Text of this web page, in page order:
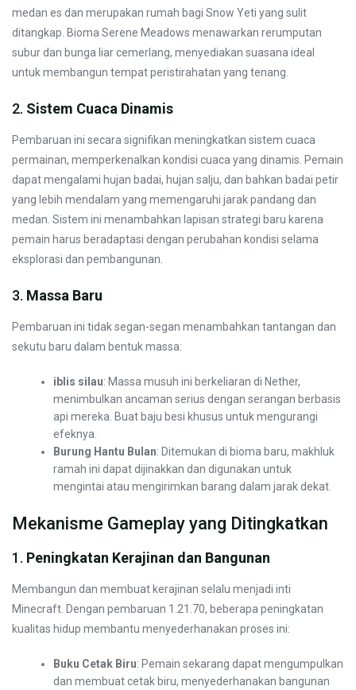
medan es dan merupakan rumah bagi Snow Yeti yang sulit
ditangkap. Bioma Serene Meadows menawarkan rerumputan
subur dan bunga liar cemerlang, menyediakan suasana ideal
untuk membangun tempat peristirahatan yang tenang.
2. Sistem Cuaca Dinamis
Pembaruan ini secara signifikan meningkatkan sistem cuaca
permainan, memperkenalkan kondisi cuaca yang dinamis. Pemain
dapat mengalami hujan badai, hujan salju, dan bahkan badai petir
yang lebih mendalam yang memengaruhi jarak pandang dan
medan. Sistem ini menambahkan lapisan strategi baru karena
pemain harus beradaptasi dengan perubahan kondisi selama
eksplorasi dan pembangunan.
3. Massa Baru
Pembaruan ini tidak segan-segan menambahkan tantangan dan
sekutu baru dalam bentuk massa:
iblis silau: Massa musuh ini berkeliaran di Nether,
menimbulkan ancaman serius dengan serangan berbasis
api mereka. Buat baju besi khusus untuk mengurangi
efeknya.
Burung Hantu Bulan: Ditemukan di bioma baru, makhluk
ramah ini dapat dijinakkan dan digunakan untuk
mengintai atau mengirimkan barang dalam jarak dekat.
Mekanisme Gameplay yang Ditingkatkan
1. Peningkatan Kerajinan dan Bangunan
Membangun dan membuat kerajinan selalu menjadi inti
Minecraft. Dengan pembaruan 1.21.70, beberapa peningkatan
kualitas hidup membantu menyederhanakan proses ini:
Buku Cetak Biru: Pemain sekarang dapat mengumpulkan
dan membuat cetak biru, menyederhanakan bangunan